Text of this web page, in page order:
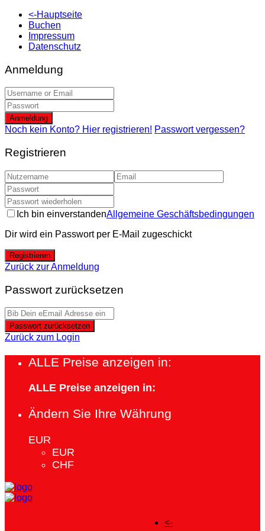
<-Hauptseite
Buchen
Impressum
Datenschutz
Anmeldung
Anmeldung
Noch kein Konto? Hier registrieren! Passwort vergessen?
Registrieren
Ich bin einverstandenAllgemeine Geschäftsbedingungen
Dir wird ein Passwort per E-Mail zugeschickt
Registrieren
Zurück zur Anmeldung
Passwort zurücksetzen
Passwort zurücksetzen
Zurück zum Login
ALLE Preise anzeigen in:
ALLE Preise anzeigen in:
Ändern Sie Ihre Währung
EUR
EUR
CHF
<-